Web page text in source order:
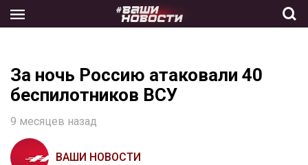
the
За ночь Россию атаковали 40
беспилотников ВСУ
9 месяцев назад
ВАШИ НОВОСТИ